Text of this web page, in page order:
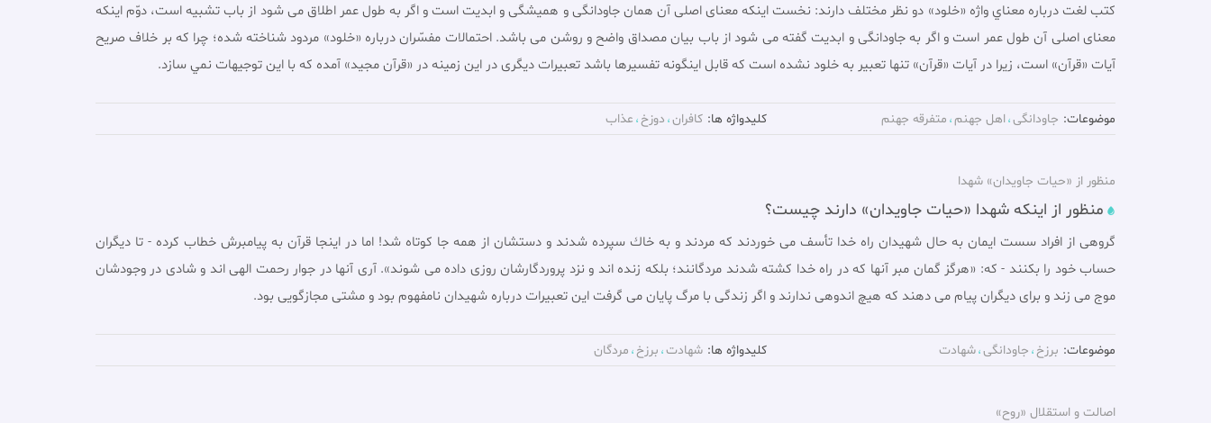
كتب لغت درباره معناي واژه «خلود» دو نظر مختلف دارند: نخست اينكه معناى اصلى آن همان جاودانگى و هميشگى و ابديت است و اگر به طول عمر اطلاق مى شود از باب تشبيه است، دوّم اينكه
معناى اصلى آن طول عمر است و اگر به جاودانگى و ابديت گفته مى شود از باب بيان مصداق واضح و روشن مى باشد. احتمالات مفسّران درباره «خلود» مردود شناخته شده؛ چرا كه بر خلاف صريح
آيات «قرآن» است، زيرا در آيات «قرآن» تنها تعبير به خلود نشده است كه قابل اينگونه تفسيرها باشد تعبيرات ديگرى در اين زمينه در «قرآن مجيد» آمده كه با اين توجيهات نمي سازد.
موضوعات: جاودانگی اهل جهنم متفرقه جهنم کلیدواژه ها: كافران دوزخ عذاب
منظور از «حیات جاویدان» شهدا
منظور از اینکه شهدا «حیات جاویدان» دارند چیست؟
گروهى از افراد سست ايمان به حال شهيدان راه خدا تأسف مى خوردند كه مردند و به خاك سپرده شدند و دستشان از همه جا كوتاه شد! اما در اينجا قرآن به پيامبرش خطاب كرده - تا ديگران
حساب خود را بكنند - كه: «هرگز گمان مبر آنها كه در راه خدا كشته شدند مردگانند؛ بلكه زنده اند و نزد پروردگارشان روزى داده مى شوند». آری آنها در جوار رحمت الهى اند و شادى در وجودشان
موج مى زند و براى ديگران پيام مى دهند كه هيچ اندوهى ندارند و اگر زندگى با مرگ پايان مى گرفت اين تعبيرات درباره شهيدان نامفهوم بود و مشتى مجازگويى بود.
موضوعات: برزخ جاودانگی شهادت کلیدواژه ها: شهادت برزخ مردگان
اصالت و استقلال «روح»